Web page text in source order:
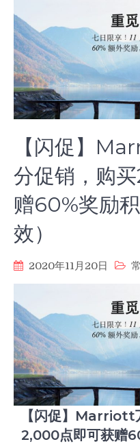
【闪促】
分促销，购
赠60%奖励
效）
2020年11月20日
【闪促】Marriott
2,000点即可获赠